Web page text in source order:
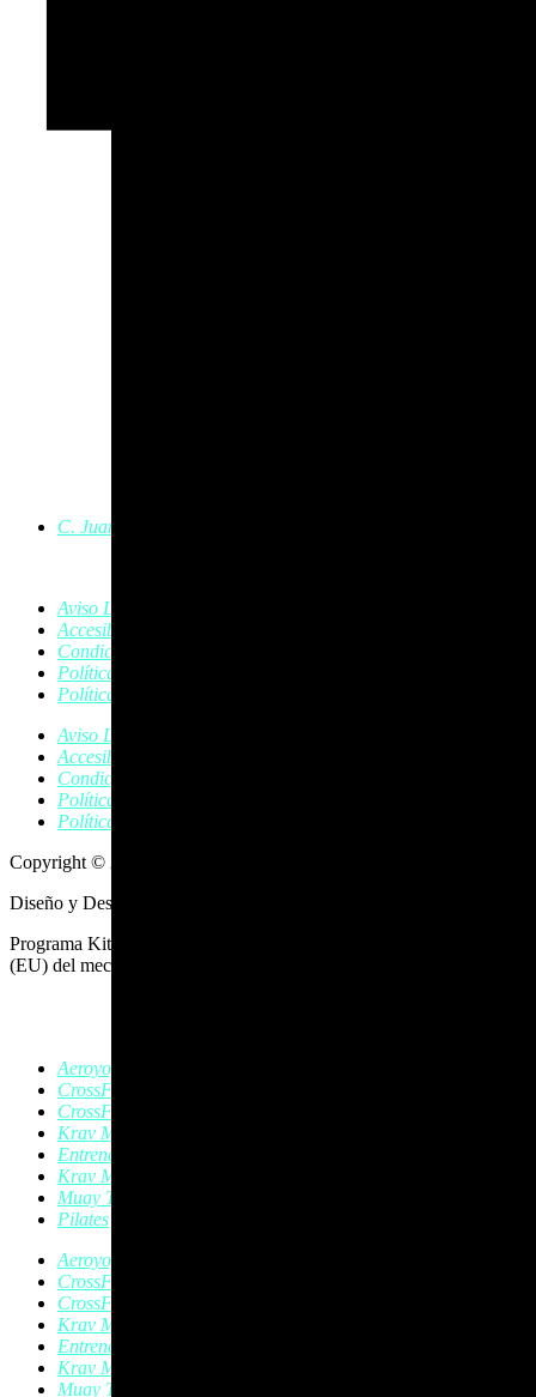
C. Juan Austria, 8, Bajo, 24402 Ponferrada, León
Aviso Legal
Accesibilidad
Condiciones de Compra
Política de Cookies
Política de Privacidad
Aviso Legal
Accesibilidad
Condiciones de Compra
Política de Cookies
Política de Privacidad
Copyright © 2025 Crossfit Ponferrada
Diseño y Desarrollo Web
Programa Kit Digital cofinanciado por los fondos Next Generation
(EU) del mecanismo de recuperación y resiliencia
Aeroyoga
CrossFit
CrossFit Kids
Krav Magá
Entrenamiento Personal
Krav Magá Infantil
Muay Thai
Pilates
Aeroyoga
CrossFit
CrossFit Kids
Krav Magá
Entrenamiento Personal
Krav Magá Infantil
Muay Thai